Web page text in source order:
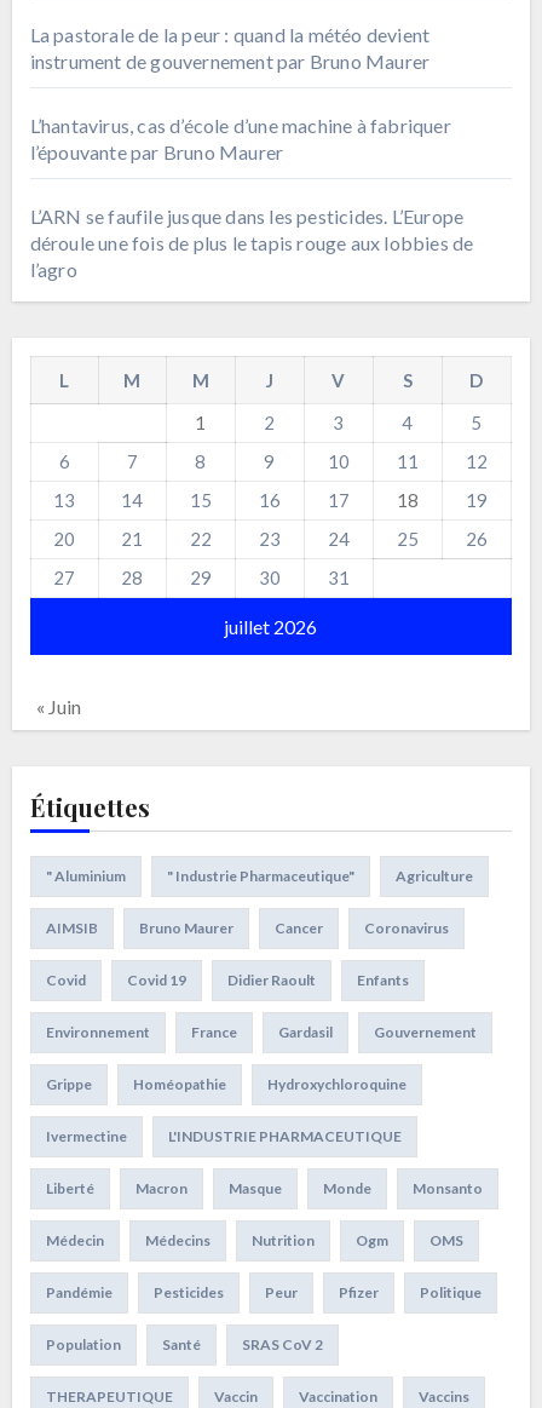
La pastorale de la peur : quand la météo devient
instrument de gouvernement par Bruno Maurer
L’hantavirus, cas d’école d’une machine à fabriquer
l’épouvante par Bruno Maurer
L’ARN se faufile jusque dans les pesticides. L’Europe
déroule une fois de plus le tapis rouge aux lobbies de
l’agro
juillet 2026
L M M J V S
D
1
2 3 4
5
6
7 8 9 10 11
12
13
14 15 16 17 18
19
20
21 22 23 24 25
26
27
28 29 30 31
« Juin
Étiquettes
" Aluminium " Industrie Pharmaceutique" Agriculture
AIMSIB Bruno Maurer Cancer Coronavirus
Covid Covid 19 Didier Raoult Enfants
Environnement France Gardasil Gouvernement
Grippe Homéopathie Hydroxychloroquine
Ivermectine L'INDUSTRIE PHARMACEUTIQUE
Liberté Macron Masque Monde Monsanto
Médecin Médecins Nutrition Ogm OMS
Pandémie Pesticides Peur Pfizer Politique
Population Santé SRAS CoV 2
THERAPEUTIQUE Vaccin Vaccination Vaccins